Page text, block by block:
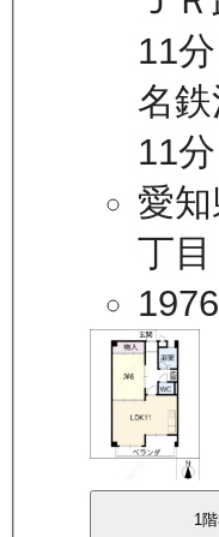
11分
名
11分
愛
丁目
1階